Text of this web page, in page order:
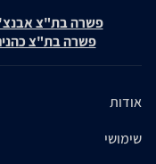
פשרה בת"צ אבנצ'יק נ'
פשרה בת"צ כהנים נ'
אודות
שימושי